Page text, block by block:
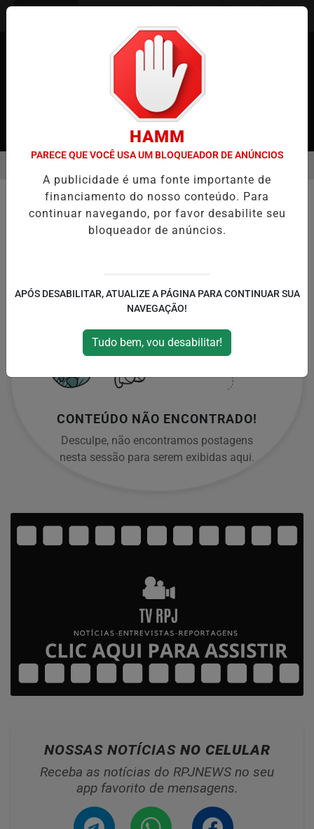
EM ALTA
/PODCASTS JORNAL DO MEIO DIA
CONTEÚDO NÃO ENCONTRADO!
Desculpe, não encontramos postagens
nesta sessão para serem exibidas aqui.
NOSSAS NOTÍCIAS NO CELULAR
Receba as notícias do RPJNEWS no seu
app favorito de mensagens.
HAMM
PARECE QUE VOCÊ USA UM BLOQUEADOR DE ANÚNCIOS
A publicidade é uma fonte importante de
financiamento do nosso conteúdo. Para
continuar navegando, por favor desabilite seu
bloqueador de anúncios.
APÓS DESABILITAR, ATUALIZE A PÁGINA PARA CONTINUAR SUA
NAVEGAÇÃO!
Tudo bem, vou desabilitar!